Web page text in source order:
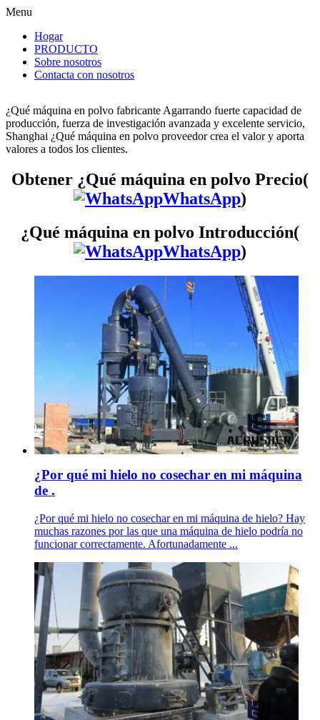
Menu
Hogar
PRODUCTO
Sobre nosotros
Contacta con nosotros
¿Qué máquina en polvo fabricante Agarrando fuerte capacidad de
producción, fuerza de investigación avanzada y excelente servicio,
Shanghai ¿Qué máquina en polvo proveedor crea el valor y aporta
valores a todos los clientes.
Obtener ¿Qué máquina en polvo Precio(
WhatsApp)
¿Qué máquina en polvo Introducción(
WhatsApp)
¿Por qué mi hielo no cosechar en mi máquina
de .
¿Por qué mi hielo no cosechar en mi máquina de hielo? Hay
muchas razones por las que una máquina de hielo podría no
funcionar correctamente. Afortunadamente ...